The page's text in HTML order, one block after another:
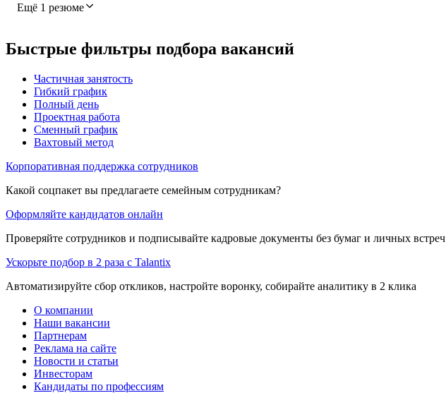
Ещё 1 резюме
Быстрые фильтры подбора вакансий
Частичная занятость
Гибкий график
Полный день
Проектная работа
Сменный график
Вахтовый метод
Корпоративная поддержка сотрудников
Какой соцпакет вы предлагаете семейным сотрудникам?
Оформляйте кандидатов онлайн
Проверяйте сотрудников и подписывайте кадровые документы без бумаг и личных встреч
Ускорьте подбор в 2 раза с Talantix
Автоматизируйте сбор откликов, настройте воронку, собирайте аналитику в 2 клика
О компании
Наши вакансии
Партнерам
Реклама на сайте
Новости и статьи
Инвесторам
Кандидаты по профессиям